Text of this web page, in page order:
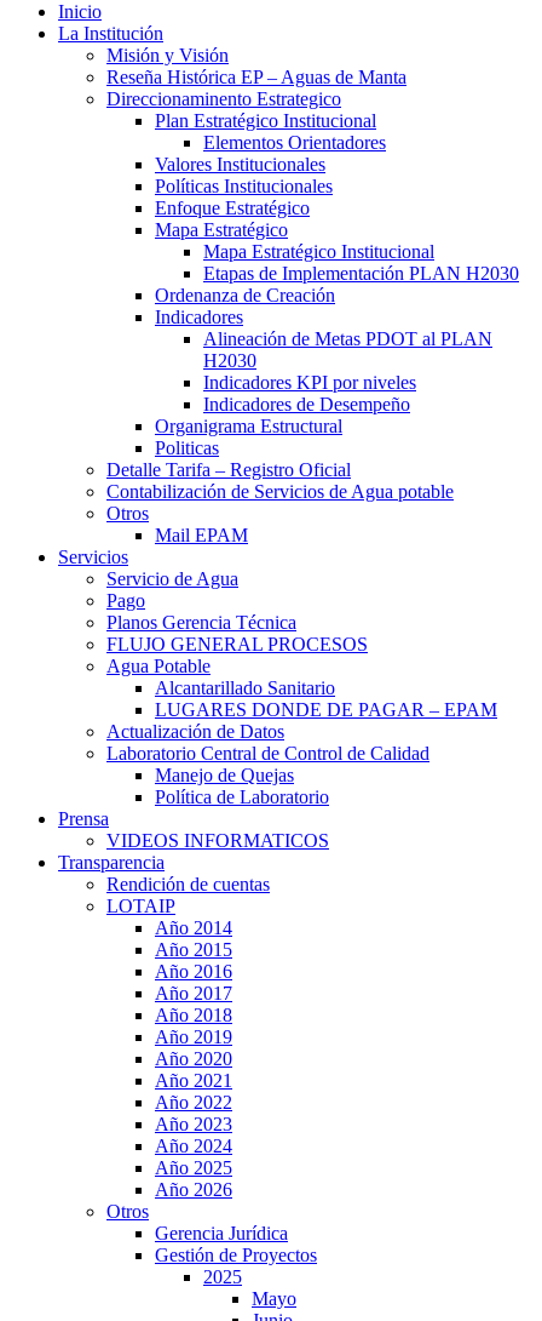
Inicio
La Institución
Misión y Visión
Reseña Histórica EP – Aguas de Manta
Direccionaminento Estrategico
Plan Estratégico Institucional
Elementos Orientadores
Valores Institucionales
Políticas Institucionales
Enfoque Estratégico
Mapa Estratégico
Mapa Estratégico Institucional
Etapas de Implementación PLAN H2030
Ordenanza de Creación
Indicadores
Alineación de Metas PDOT al PLAN
H2030
Indicadores KPI por niveles
Indicadores de Desempeño
Organigrama Estructural
Politicas
Detalle Tarifa – Registro Oficial
Contabilización de Servicios de Agua potable
Otros
Mail EPAM
Servicios
Servicio de Agua
Pago
Planos Gerencia Técnica
FLUJO GENERAL PROCESOS
Agua Potable
Alcantarillado Sanitario
LUGARES DONDE DE PAGAR – EPAM
Actualización de Datos
Laboratorio Central de Control de Calidad
Manejo de Quejas
Política de Laboratorio
Prensa
VIDEOS INFORMATICOS
Transparencia
Rendición de cuentas
LOTAIP
Año 2014
Año 2015
Año 2016
Año 2017
Año 2018
Año 2019
Año 2020
Año 2021
Año 2022
Año 2023
Año 2024
Año 2025
Año 2026
Otros
Gerencia Jurídica
Gestión de Proyectos
2025
Mayo